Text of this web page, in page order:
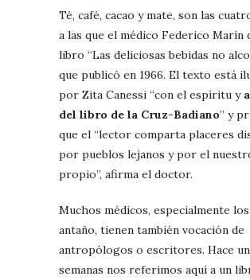
Té, café, cacao y mate, son las
a las que el médico Federico Marín
libro “Las deliciosas bebidas no
que publicó en 1966. El texto está
por Zita Canessi “con el espíritu y
del libro de la Cruz-Badiano” y
que el “lector comparta placeres
por pueblos lejanos y por el
propio”, afirma el doctor.
Muchos médicos, especialmente
antaño, tienen también vocación de
antropólogos o escritores. Hace
semanas nos referimos aquí a un